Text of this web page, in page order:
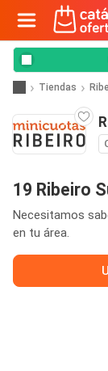
Tiendas
19 Ribeiro
Necesitamos
en tu área.